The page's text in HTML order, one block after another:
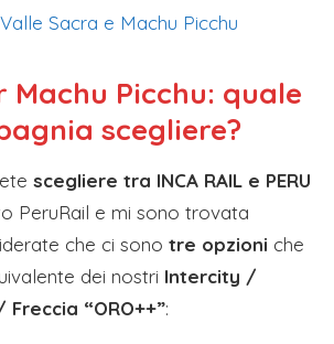
Machu Picchu: quale
scegliere?
scegliere tra INCA RAIL e PERU
PeruRail e mi sono trovata
che ci sono tre opzioni che
dei nostri Intercity /
“ORO++”: